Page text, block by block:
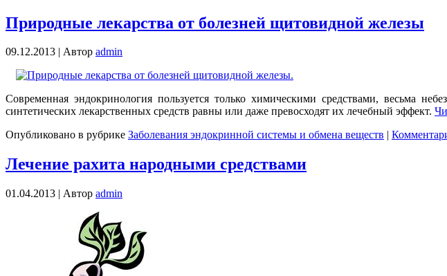
Природные лекарства от болезней щитовидной железы
09.12.2013 | Автор admin
Современная эндокринология пользуется только химическими средствами, весьма
синтетических лекарственных средств равны или даже превосходят их лечебный эффект.
Опубликовано в рубрике Заболевания эндокринной системы и обмена веществ |
Лечение рахита народными средствами
01.04.2013 | Автор admin